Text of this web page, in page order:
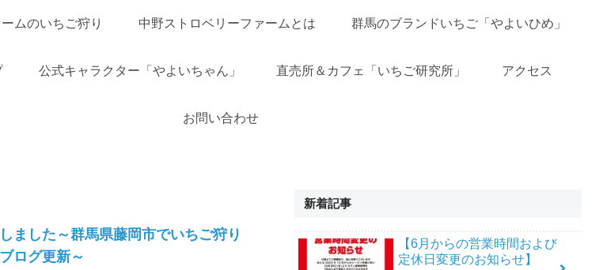
ムのいちご狩り 中野ストロベリーファームとは 群馬のブランドいちご「やよいひめ」
公式キャラクター「やよいちゃん」 直売所＆カフェ「いちご研究所」 アクセス
お問い合わせ
ました～群馬県藤岡市でいちご狩り
ログ更新～
新着記事
【6月からの営業時間および
定休日変更のお知らせ】